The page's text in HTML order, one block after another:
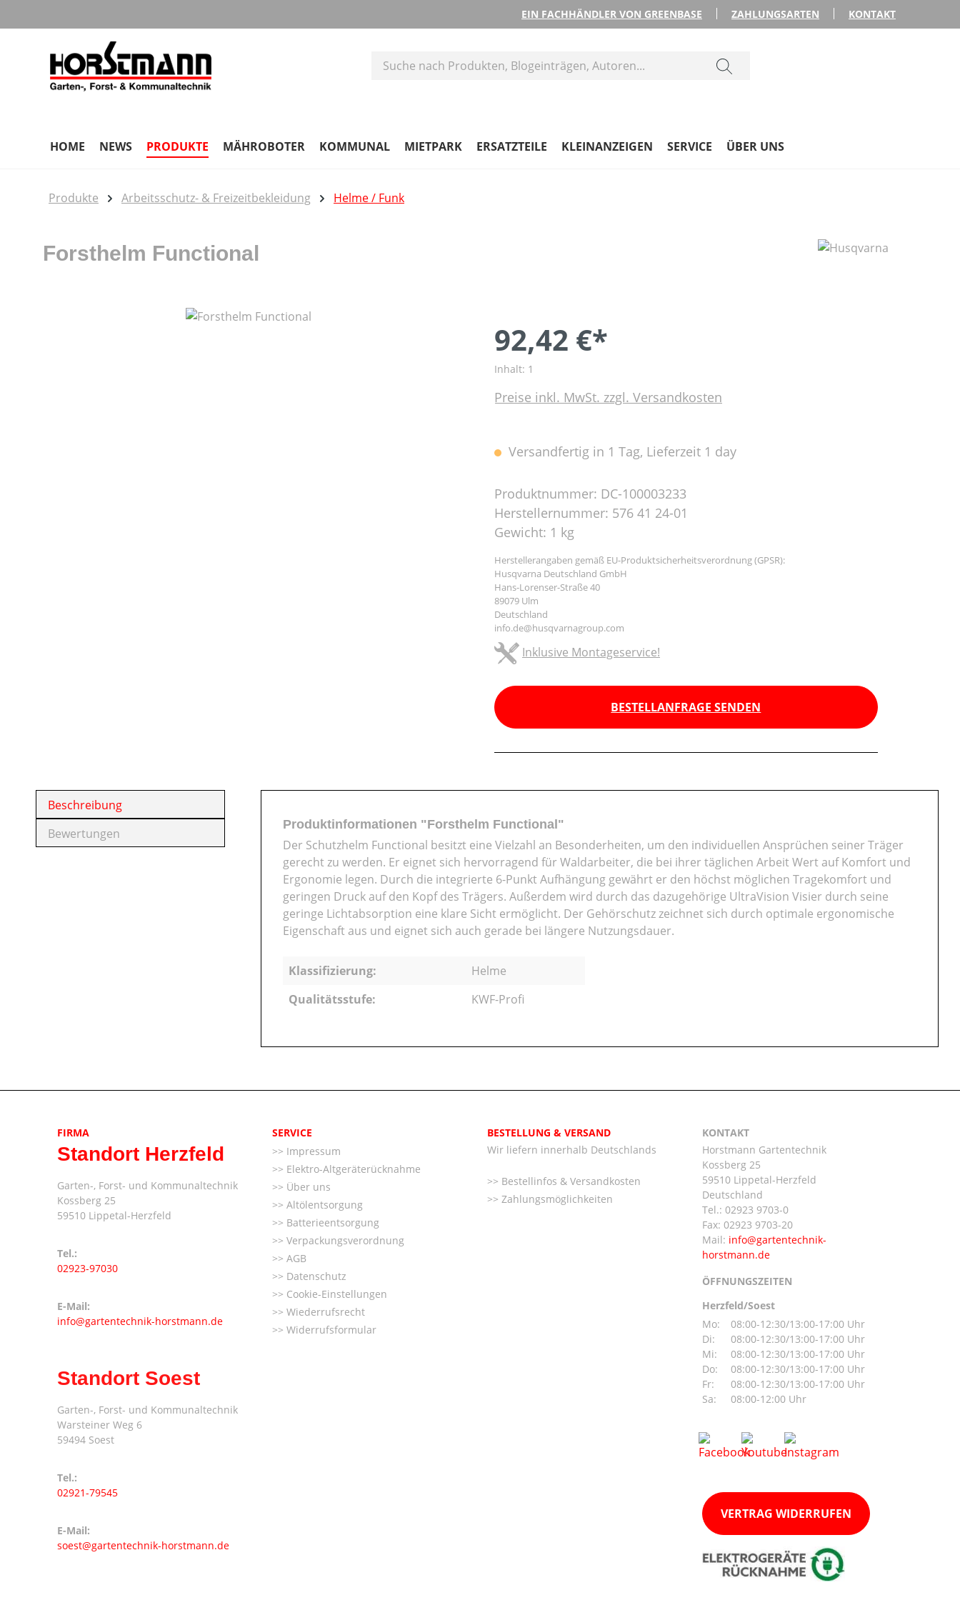
EIN FACHHÄNDLER VON GREENBASE ZAHLUNGSARTEN KONTAKT
HOME NEWS PRODUKTE MÄHROBOTER KOMMUNAL MIETPARK ERSATZTEILE KLEINANZEIGEN SERVICE ÜBER UNS
Produkte Arbeitsschutz- & Freizeitbekleidung Helme / Funk
Forsthelm Functional
92,42 €*
Inhalt: 1
Preise inkl. MwSt. zzgl. Versandkosten
Versandfertig in 1 Tag, Lieferzeit 1 day
Produktnummer: DC-100003233
Herstellernummer: 576 41 24-01
Gewicht: 1 kg
Herstellerangaben gemäß EU-Produktsicherheitsverordnung (GPSR):
Husqvarna Deutschland GmbH
Hans-Lorenser-Straße 40
89079 Ulm
Deutschland
info.de@husqvarnagroup.com
Inklusive Montageservice!
BESTELLANFRAGE SENDEN
Beschreibung
Bewertungen
Produktinformationen "Forsthelm Functional"
Der Schutzhelm Functional besitzt eine Vielzahl an Besonderheiten, um den individuellen Ansprüchen seiner Träger
gerecht zu werden. Er eignet sich hervorragend für Waldarbeiter, die bei ihrer täglichen Arbeit Wert auf Komfort und
Ergonomie legen. Durch die integrierte 6-Punkt Aufhängung gewährt er den höchst möglichen Tragekomfort und
geringen Druck auf den Kopf des Trägers. Außerdem wird durch das dazugehörige UltraVision Visier durch seine
geringe Lichtabsorption eine klare Sicht ermöglicht. Der Gehörschutz zeichnet sich durch optimale ergonomische
Eigenschaft aus und eignet sich auch gerade bei längere Nutzungsdauer.
Klassifizierung:
Helme
Qualitätsstufe:
KWF-Profi
FIRMA
Standort Herzfeld
Garten-, Forst- und Kommunaltechnik
Kossberg 25
59510 Lippetal-Herzfeld
Tel.:
02923-97030
E-Mail:
info@gartentechnik-horstmann.de
Standort Soest
Garten-, Forst- und Kommunaltechnik
Warsteiner Weg 6
59494 Soest
Tel.:
02921-79545
E-Mail:
soest@gartentechnik-horstmann.de
SERVICE
Impressum
Elektro-Altgeräterücknahme
Über uns
Altölentsorgung
Batterieentsorgung
Verpackungsverordnung
AGB
Datenschutz
Cookie-Einstellungen
Wiederrufsrecht
Widerrufsformular
BESTELLUNG & VERSAND
Wir liefern innerhalb Deutschlands
Bestellinfos & Versandkosten
Zahlungsmöglichkeiten
KONTAKT
Horstmann Gartentechnik
Kossberg 25
59510 Lippetal-Herzfeld
Deutschland
Tel.: 02923 9703-0
Fax: 02923 9703-20
Mail:
ÖFFNUNGSZEITEN
Herzfeld/Soest
Mo:
08:00-12:30/13:00-17:00 Uhr
Di:
08:00-12:30/13:00-17:00 Uhr
Mi:
08:00-12:30/13:00-17:00 Uhr
Do:
08:00-12:30/13:00-17:00 Uhr
Fr:
08:00-12:30/13:00-17:00 Uhr
Sa:
08:00-12:00 Uhr
VERTRAG WIDERRUFEN